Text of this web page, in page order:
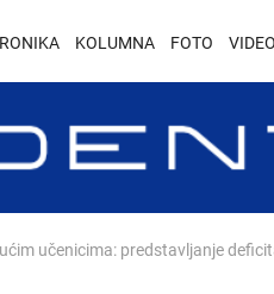
KOLUMNA FOTO VIDEO
učenicima: predstavljanje